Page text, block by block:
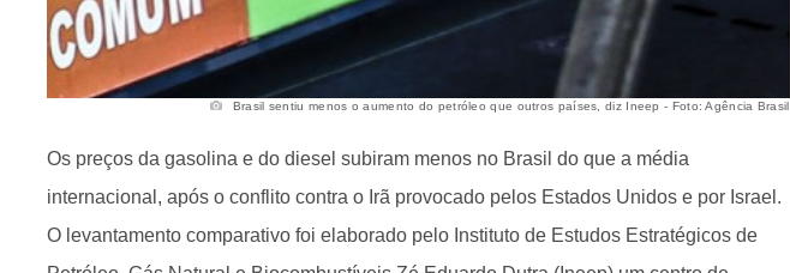
Brasil sentiu menos o aumento do petróleo que outros países, diz Ineep - Foto: Agência Brasil
Os preços da gasolina e do diesel subiram menos no Brasil do que a média
internacional, após o conflito contra o Irã provocado pelos Estados Unidos e por Israel.
O levantamento comparativo foi elaborado pelo Instituto de Estudos Estratégicos de